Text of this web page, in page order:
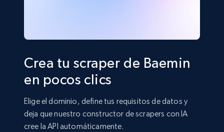
Crea tu scraper de Baemin
en pocos clics
Elige el dominio, define tus requisitos de datos y
deja que nuestro constructor de scrapers con IA
cree la API automáticamente.